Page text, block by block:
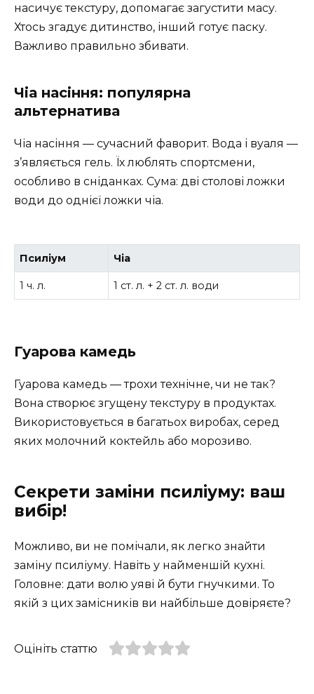
насичує текстуру, допомагає загустити масу.
Хтось згадує дитинство, інший готує паску.
Важливо правильно збивати.
Чіа насіння: популярна
альтернатива
Чіа насіння — сучасний фаворит. Вода і вуаля —
з’являється гель. Їх люблять спортсмени,
особливо в сніданках. Сума: дві столові ложки
води до однієї ложки чіа.
Псиліум Чіа
1 ч. л. 1 ст. л. + 2 ст. л. води
Гуарова камедь
Гуарова камедь — трохи технічне, чи не так?
Вона створює згущену текстуру в продуктах.
Використовується в багатьох виробах, серед
яких молочний коктейль або морозиво.
Секрети заміни псиліуму: ваш
вибір!
Можливо, ви не помічали, як легко знайти
заміну псиліуму. Навіть у найменшій кухні.
Головне: дати волю уяві й бути гнучкими. То
якій з цих замісників ви найбільше довіряєте?
Оцініть статтю